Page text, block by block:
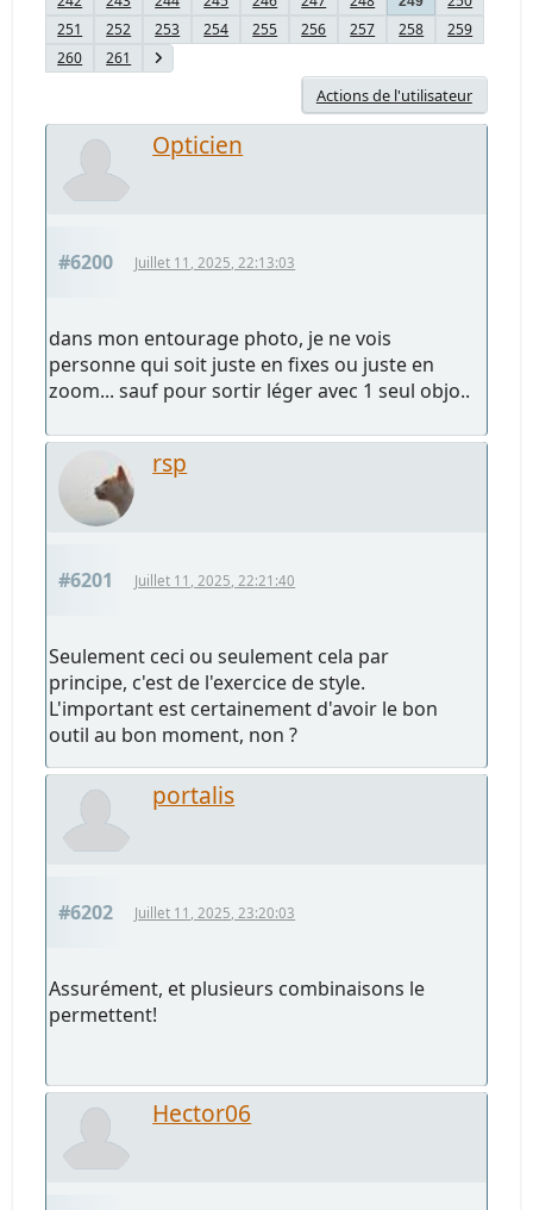
251
252 253 254 255 256 257 258
259
260
261
Actions de l'utilisateur
Opticien
#6200 Juillet 11, 2025, 22:13:03
dans mon entourage photo, je ne vois
personne qui soit juste en fixes ou juste en
zoom... sauf pour sortir léger avec 1 seul objo..
rsp
#6201 Juillet 11, 2025, 22:21:40
Seulement ceci ou seulement cela par
principe, c'est de l'exercice de style.
L'important est certainement d'avoir le bon
outil au bon moment, non ?
portalis
#6202 Juillet 11, 2025, 23:20:03
Assurément, et plusieurs combinaisons le
permettent!
Hector06